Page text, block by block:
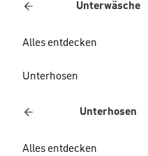
Unterwäsche
Alles entdecken
Unterhosen
Unterhosen
Alles entdecken